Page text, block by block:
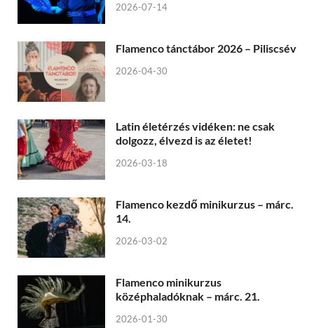
2026-07-14
Flamenco tánctábor 2026 – Piliscsév
2026-04-30
Latin életérzés vidéken: ne csak
dolgozz, élvezd is az életet!
2026-03-18
Flamenco kezdő minikurzus – márc.
14.
2026-03-02
Flamenco minikurzus
középhaladóknak – márc. 21.
2026-01-30